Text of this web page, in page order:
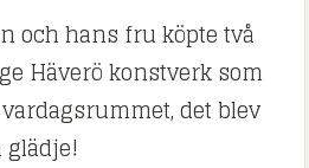
och hans fru köpte två
Häverö konstverk som
det blev